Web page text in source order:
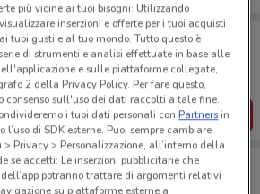
sempre con te!
le migliori offerte dei negozi vicino a te,
creare la tua lista del risparmio, comodamente
SCARICA L’APP
più vicine ai tuoi bisogni: Utilizzando
inserzioni e offerte per i tuoi acquisti
tuoi gusti e al tuo mondo. Tutto questo è
di strumenti e analisi effettuate in base alle
e sulle piattaforme collegate,
2 della Privacy Policy. Per fare questo,
consenso sull'uso dei dati raccolti a tale fine.
i tuoi dati personali conPartnersin
di SDK esterne. Puoi sempre cambiare
Privacy > Personalizzazione, all’interno della
se accetti: Le inserzioni pubblicitarie che
potranno trattare di argomenti relativi
su piattaforme esterne a